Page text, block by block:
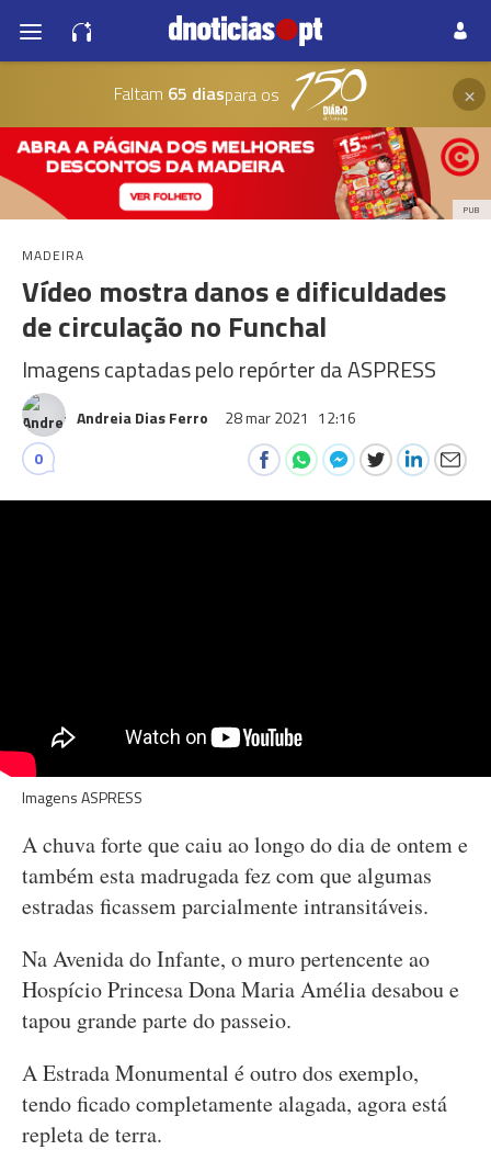
Faltam 65 diaspara os ×
PUB
MADEIRA
Vídeo mostra danos e dificuldades
de circulação no Funchal
Imagens captadas pelo repórter da ASPRESS
Andreia Dias Ferro 28 mar 2021 12:16
0
Imagens ASPRESS
A chuva forte que caiu ao longo do dia de ontem e
também esta madrugada fez com que algumas
estradas ficassem parcialmente intransitáveis.
Na Avenida do Infante, o muro pertencente ao
Hospício Princesa Dona Maria Amélia desabou e
tapou grande parte do passeio.
A Estrada Monumental é outro dos exemplo,
tendo ficado completamente alagada, agora está
repleta de terra.